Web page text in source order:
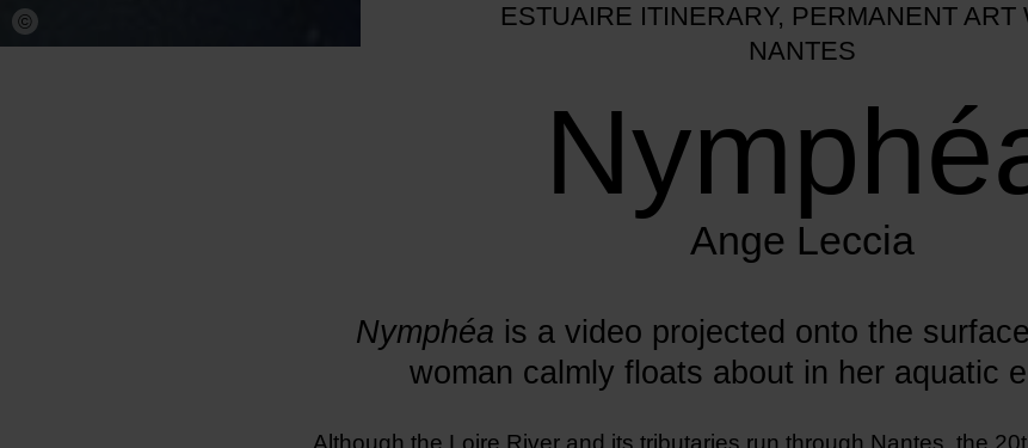
©
ESTUAIRE ITINERARY, PERMANENT ART
NANTES
Ange Leccia
Nymphéa is a video projected onto the
woman calmly floats about in her aquatic
Although the Loire River and its tributaries run through Nantes, the